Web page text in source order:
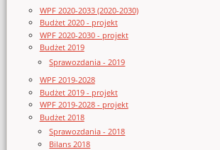
WPF 2020-2033 (2020-2030)
Budżet 2020 - projekt
WPF 2020-2030 - projekt
Budżet 2019
Sprawozdania - 2019
WPF 2019-2028
Budżet 2019 - projekt
WPF 2019-2028 - projekt
Budżet 2018
Sprawozdania - 2018
Bilans 2018